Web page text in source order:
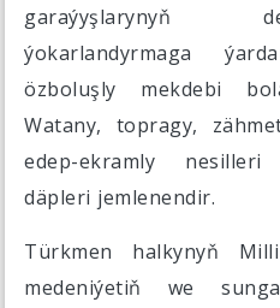
garaýyşlarynyň
ýokarlandyrmaga
özboluşly mekdebi
Watany, topragy,
edep-ekramly
däpleri jemlenendir.
Türkmen halkynyň
medeniýetiň we